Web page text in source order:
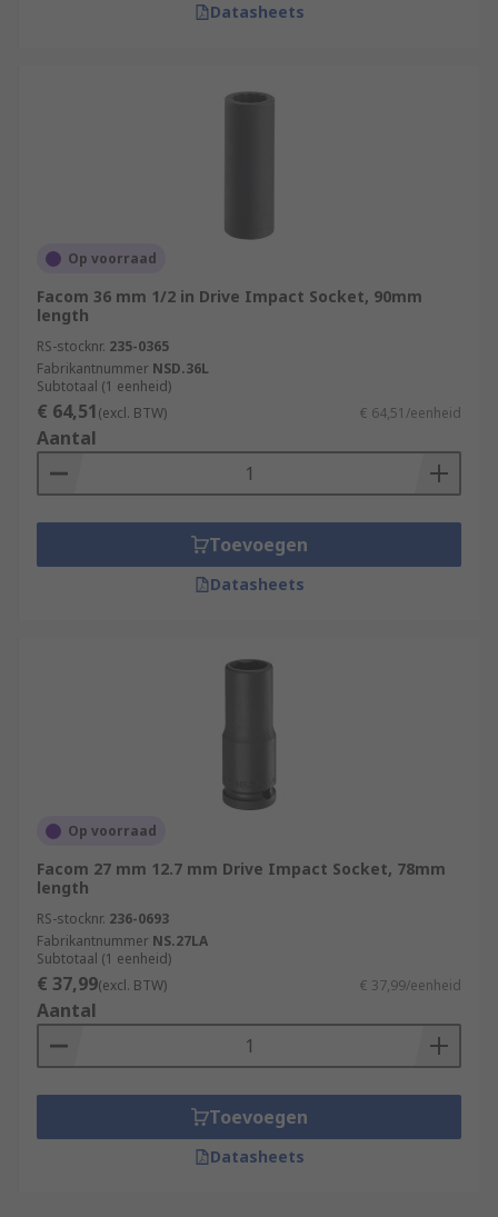
Datasheets
Op voorraad
Facom 36 mm 1/2 in Drive Impact Socket, 90mm
length
RS-stocknr. 235-0365
Fabrikantnummer NSD.36L
Subtotaal (1 eenheid)
€ 64,51(excl. BTW) € 64,51/eenheid
Aantal
Toevoegen
Datasheets
Op voorraad
Facom 27 mm 12.7 mm Drive Impact Socket, 78mm
length
RS-stocknr. 236-0693
Fabrikantnummer NS.27LA
Subtotaal (1 eenheid)
€ 37,99(excl. BTW) € 37,99/eenheid
Aantal
Toevoegen
Datasheets